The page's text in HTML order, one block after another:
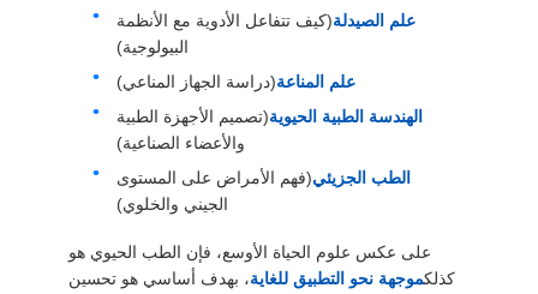
علم الصيدلة(كيف تتفاعل الأدوية مع الأنظمة
البيولوجية)
علم المناعة(دراسة الجهاز المناعي)
الهندسة الطبية الحيوية(تصميم الأجهزة الطبية
والأعضاء الصناعية)
الطب الجزيئي(فهم الأمراض على المستوى
الجيني والخلوي)
على عكس علوم الحياة الأوسع، فإن الطب الحيوي هو
كذلكموجهة نحو التطبيق للغاية، بهدف أساسي هو تحسين